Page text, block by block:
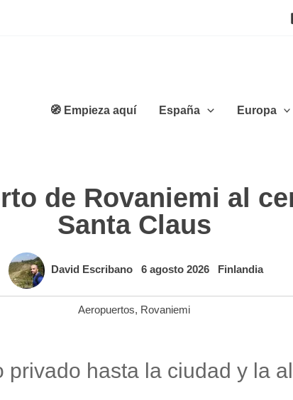
🧭 Empieza aquí España Europa
de Rovaniemi al
Santa Claus
David Escribano 6 agosto 2026 Finlandia
Aeropuertos, Rovaniemi
privado hasta la ciudad y la